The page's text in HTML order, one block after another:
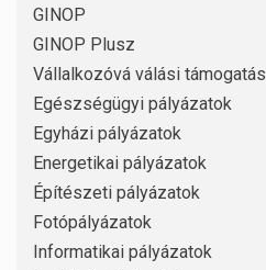
GINOP
GINOP Plusz
Vállalkozóvá válási támogatás
Egészségügyi pályázatok
Egyházi pályázatok
Energetikai pályázatok
Építészeti pályázatok
Fotópályázatok
Informatikai pályázatok